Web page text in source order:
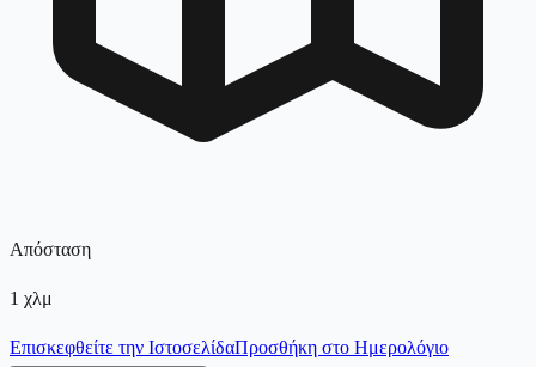
Απόσταση
1 χλμ
Επισκεφθείτε την ΙστοσελίδαΠροσθήκη στο Ημερολόγιο